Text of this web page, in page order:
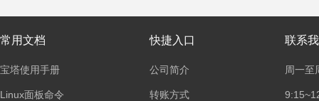
常用文档
宝塔使用手册
Linux面板命令
快捷入口
公司简介
转账方式
联系
周一至